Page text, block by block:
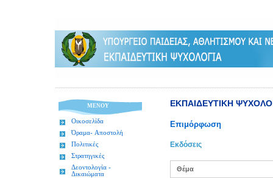
ΜΕΝΟΥ
Οικοσελίδα
Όραμα- Αποστολή
Πολιτικές
Στρατηγικές
Δεοντολογία -
Δικαιώματα
ΕKΠΑΙΔΕΥΤΙΚΗ
Επιμόρφωση
Εκδόσεις
Θέμα